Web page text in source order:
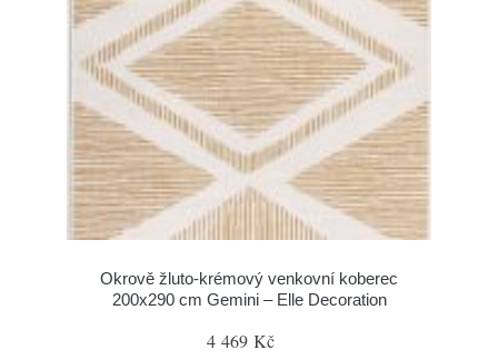
Okrově žluto-krémový venkovní koberec
200x290 cm Gemini – Elle Decoration
4 469 Kč